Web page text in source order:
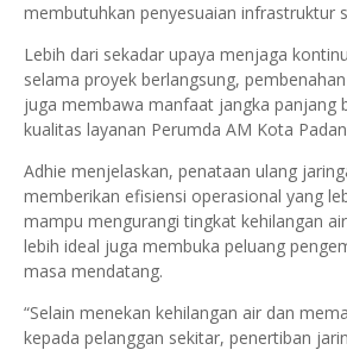
membutuhkan penyesuaian infrastruktur
Lebih dari sekadar upaya menjaga
selama proyek berlangsung,
juga membawa manfaat jangka panjang
kualitas layanan Perumda AM Kota
Adhie menjelaskan, penataan ulang
memberikan efisiensi operasional yang
mampu mengurangi tingkat kehilangan
lebih ideal juga membuka peluang
masa mendatang.
“Selain menekan kehilangan air dan
kepada pelanggan sekitar, penertiban